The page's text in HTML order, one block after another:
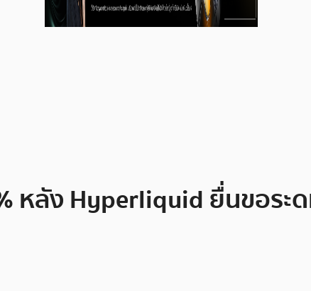
หลัง Hyperliquid ยื่นขอระ